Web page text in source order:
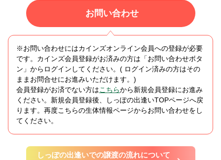
お問い合わせ
※お問い合わせにはカインズオンライン会員への登録が必要
です。カインズ会員登録がお済みの方は「お問い合わせボタ
ン」からログインしてください。( ログイン済みの方はその
ままお問合せにお進みいただけます。)
会員登録がお済でない方はこちらから新規会員登録にお進み
ください。新規会員登録後、しっぽの出逢いTOPページへ戻
ります。再度こちらの生体情報ページからお問い合わせをし
てください。
しっぽの出逢いでの譲渡の流れについて